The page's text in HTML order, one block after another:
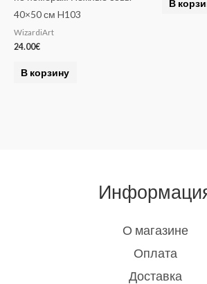
40×50 см H103
WizardiArt
24.00€
В корзину
В
О магазине
Оплата
Доставка